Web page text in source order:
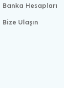
Banka Hesapları
Bize Ulaşın